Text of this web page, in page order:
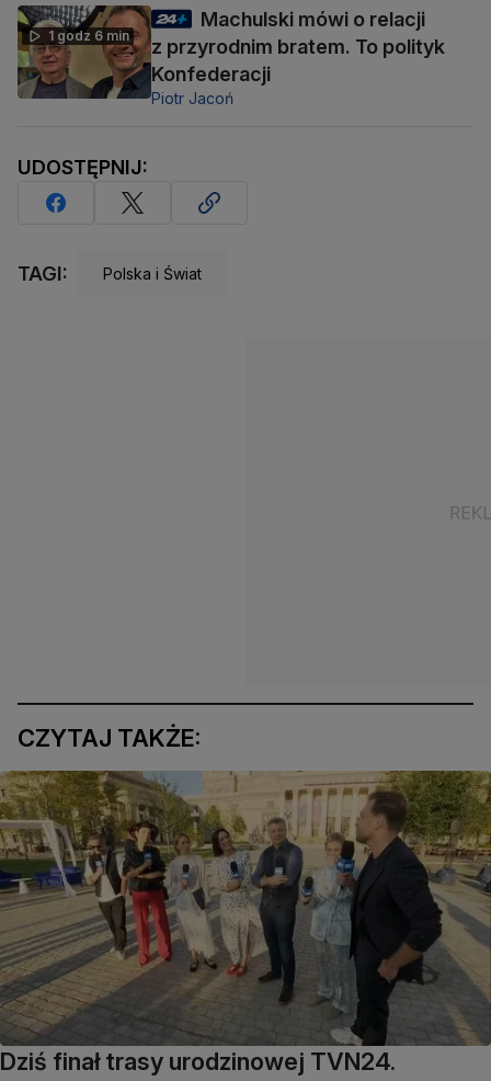
1 godz 6 min
Machulski mówi o relacji
z przyrodnim bratem. To polityk
Konfederacji
Piotr Jacoń
UDOSTĘPNIJ:
TAGI: Polska i Świat
CZYTAJ TAKŻE:
Dziś finał trasy urodzinowej TVN24.